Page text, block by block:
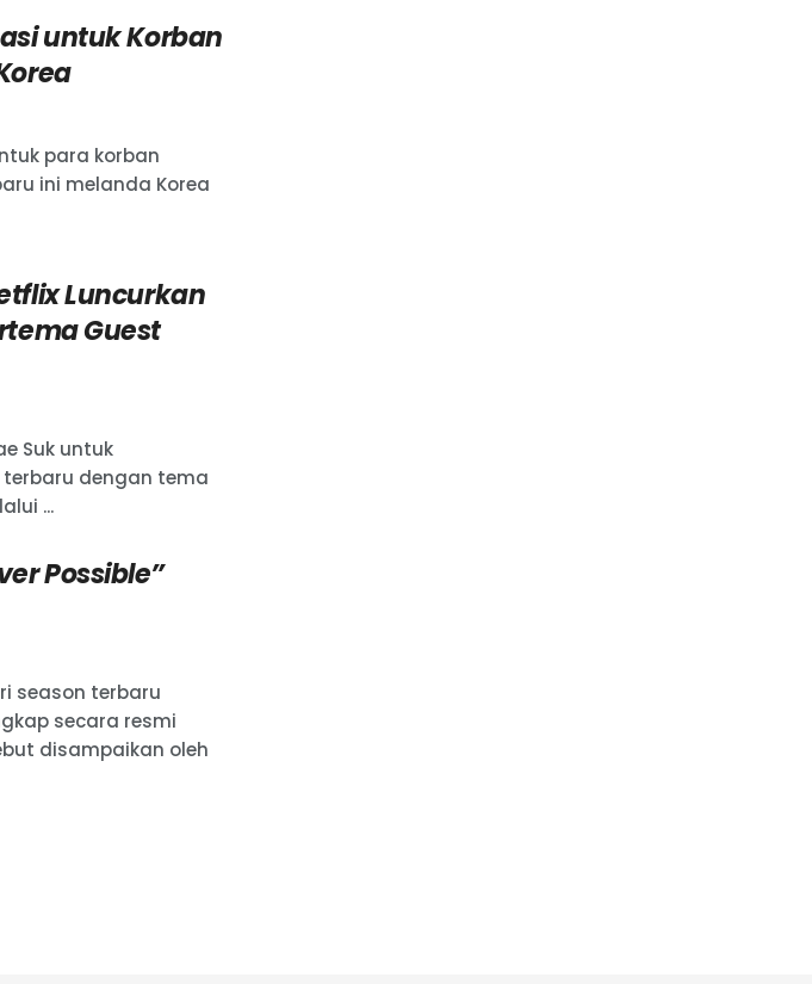
untuk Korban
para korban
ini melanda Korea
Luncurkan
Guest
Suk untuk
dengan tema
...
Possible”
season terbaru
secara resmi
disampaikan oleh